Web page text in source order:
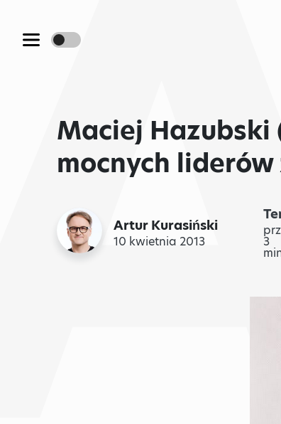
Maciej Hazubski
mocnych
Artur Kurasiński
10 kwietnia 2013 3